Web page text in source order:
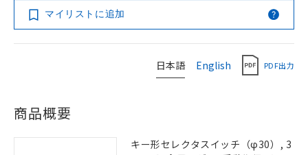
マイリストに追加
日本語 English PDF出力
商品概要
キー形セレクタスイッチ（φ30）, 3